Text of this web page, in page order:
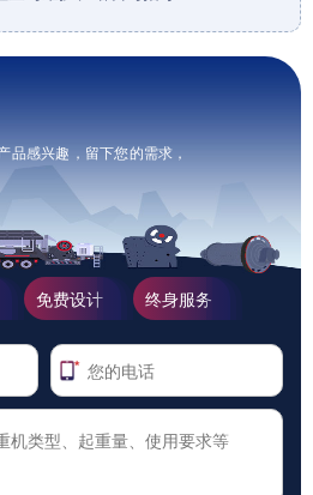
品感兴趣，留下您的需求，
免费设计 终身服务